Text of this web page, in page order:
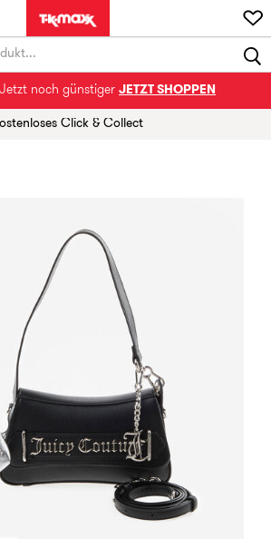
noch günstiger JETZT SHOPPEN
Click & Collect
Produkt heute entdeckt